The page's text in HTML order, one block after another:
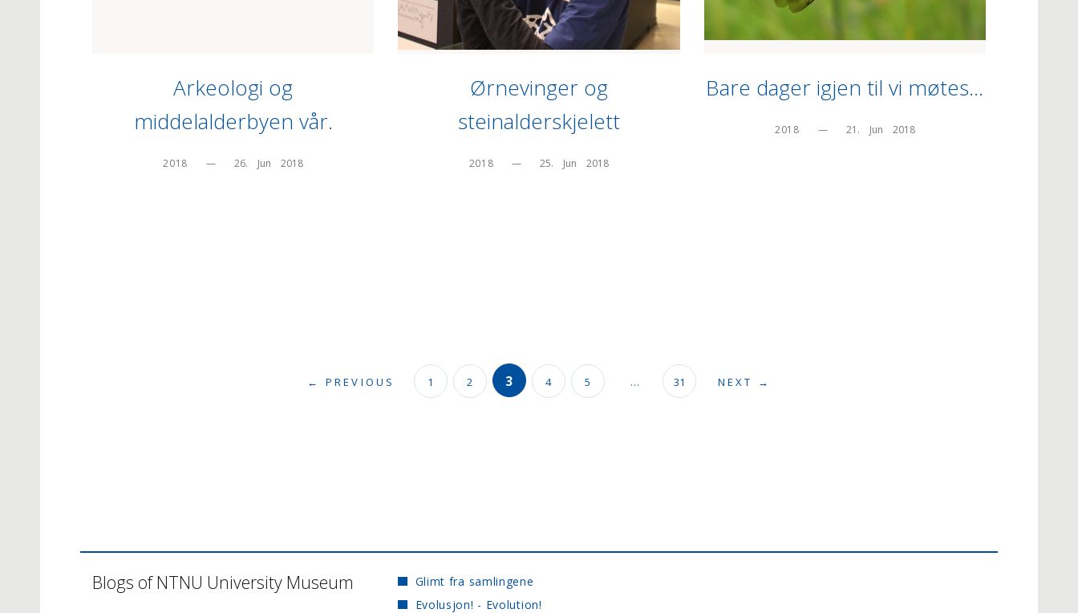
Arkeologi og
middelalderbyen vår.
2018 — 26.    Jun    2018
Ørnevinger og
steinalderskjelett
2018 — 25.    Jun    2018
Bare dager igjen til vi møtes…
2018 — 21.    Jun    2018
← PREVIOUS 1 2 3 4 5 … 31 NEXT →
Blogs of NTNU University Museum
Glimt fra samlingene
Evolusjon! - Evolution!